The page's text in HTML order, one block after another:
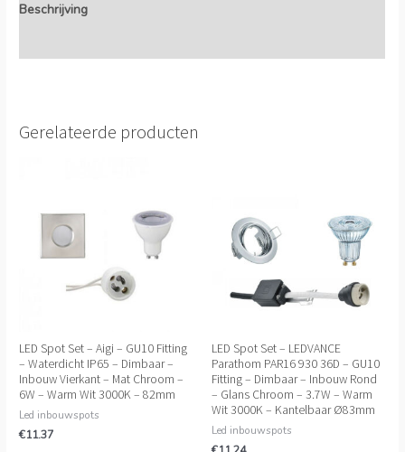
Beschrijving
Gerelateerde producten
LED Spot Set – Aigi – GU10 Fitting
– Waterdicht IP65 – Dimbaar –
Inbouw Vierkant – Mat Chroom –
6W – Warm Wit 3000K – 82mm
Led inbouwspots
€11.37
LED Spot Set – LEDVANCE
Parathom PAR16 930 36D – GU10
Fitting – Dimbaar – Inbouw Rond
– Glans Chroom – 3.7W – Warm
Wit 3000K – Kantelbaar Ø83mm
Led inbouwspots